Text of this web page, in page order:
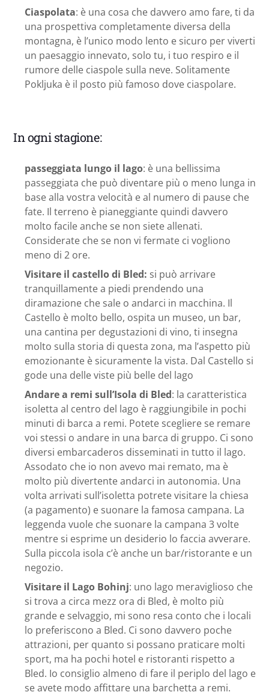
Ciaspolata: è una cosa che davvero amo fare, ti da
una prospettiva completamente diversa della
montagna, è l’unico modo lento e sicuro per viverti
un paesaggio innevato, solo tu, i tuo respiro e il
rumore delle ciaspole sulla neve. Solitamente
Pokljuka è il posto più famoso dove ciaspolare.
In ogni stagione:
passeggiata lungo il lago: è una bellissima
passeggiata che può diventare più o meno lunga in
base alla vostra velocità e al numero di pause che
fate. Il terreno è pianeggiante quindi davvero
molto facile anche se non siete allenati.
Considerate che se non vi fermate ci vogliono
meno di 2 ore.
Visitare il castello di Bled: si può arrivare
tranquillamente a piedi prendendo una
diramazione che sale o andarci in macchina. Il
Castello è molto bello, ospita un museo, un bar,
una cantina per degustazioni di vino, ti insegna
molto sulla storia di questa zona, ma l’aspetto più
emozionante è sicuramente la vista. Dal Castello si
gode una delle viste più belle del lago
Andare a remi sull’Isola di Bled: la caratteristica
isoletta al centro del lago è raggiungibile in pochi
minuti di barca a remi. Potete scegliere se remare
voi stessi o andare in una barca di gruppo. Ci sono
diversi embarcaderos disseminati in tutto il lago.
Assodato che io non avevo mai remato, ma è
molto più divertente andarci in autonomia. Una
volta arrivati sull’isoletta potrete visitare la chiesa
(a pagamento) e suonare la famosa campana. La
leggenda vuole che suonare la campana 3 volte
mentre si esprime un desiderio lo faccia avverare.
Sulla piccola isola c’è anche un bar/ristorante e un
negozio.
Visitare il Lago Bohinj: uno lago meraviglioso che
si trova a circa mezz ora di Bled, è molto più
grande e selvaggio, mi sono resa conto che i locali
lo preferiscono a Bled. Ci sono davvero poche
attrazioni, per quanto si possano praticare molti
sport, ma ha pochi hotel e ristoranti rispetto a
Bled. Io consiglio almeno di fare il periplo del lago e
se avete modo affittare una barchetta a remi.